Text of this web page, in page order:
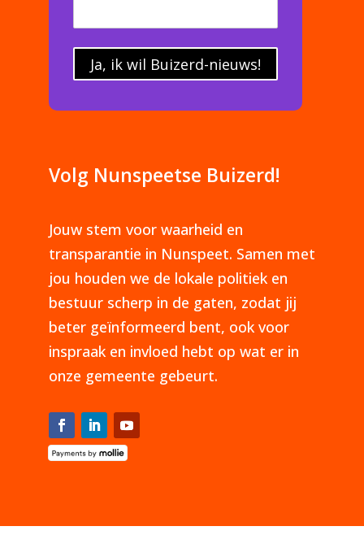
Ja, ik wil Buizerd-nieuws!
Volg Nunspeetse Buizerd!
Jouw stem voor waarheid en
transparantie in Nunspeet. Samen met
jou houden we de lokale politiek en
bestuur scherp in de gaten, zodat jij
beter geïnformeerd bent, ook voor
inspraak en invloed hebt op wat er in
onze gemeente gebeurt.